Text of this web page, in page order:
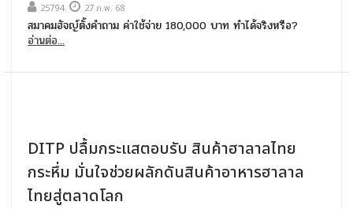
25794 27 ก.พ. 68
สมาคมฮัจญ์ตั้งคำถาม ค่าใช้จ่าย 180,000 บาท ทำได้จริงหรือ?
อ่านต่อ...
DITP ปลื้มกระแสตอบรับ สินค้าฮาลาลไทย
กระหึ่ม มั่นใจช่วยผลักดันสินค้าอาหารฮาลาล
ไทยสู่ตลาดโลก